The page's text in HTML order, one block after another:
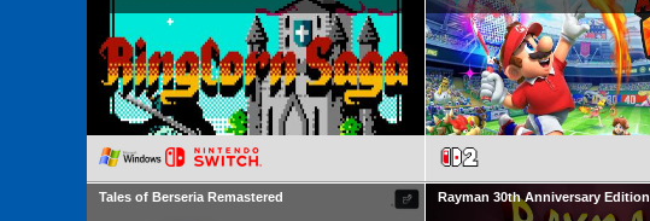
Tales of Berseria Remastered Rayman 30th Anniversary Edition